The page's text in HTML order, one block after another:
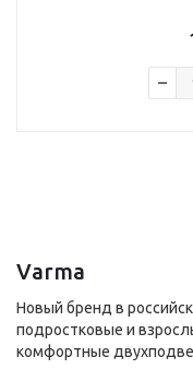
Varma
Новый бренд в
подростковые и
комфортные